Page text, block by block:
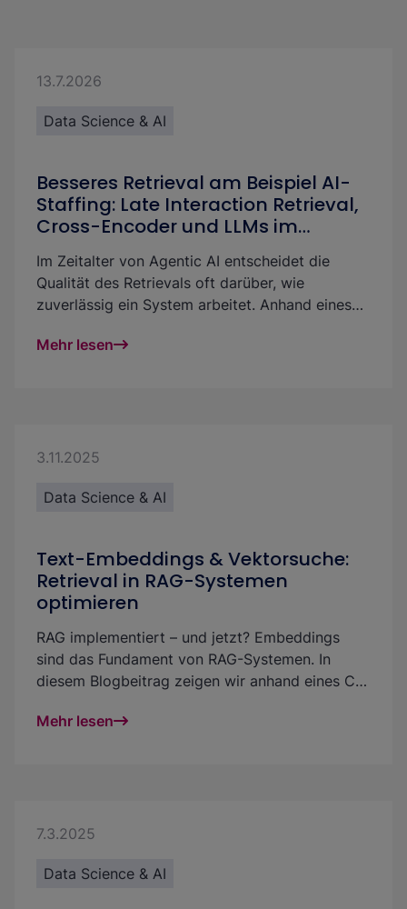
13.7.2026
Data Science & AI
Besseres Retrieval am Beispiel AI-
Staffing: Late Interaction Retrieval,
Cross-Encoder und LLMs im
Im Zeitalter von Agentic AI entscheidet die
Qualität des Retrievals oft darüber, wie
zuverlässig ein System arbeitet. Anhand eines
Retrieval mit Late Interaction Retrieval, Cross-
Mehr lesen
3.11.2025
Data Science & AI
Text-Embeddings & Vektorsuche:
Retrieval in RAG-Systemen
optimieren
RAG implementiert – und jetzt? Embeddings
sind das Fundament von RAG-Systemen. In
diesem Blogbeitrag zeigen wir anhand eines CV-
von Text-Embeddings die Vektorsuche
Mehr lesen
7.3.2025
Data Science & AI